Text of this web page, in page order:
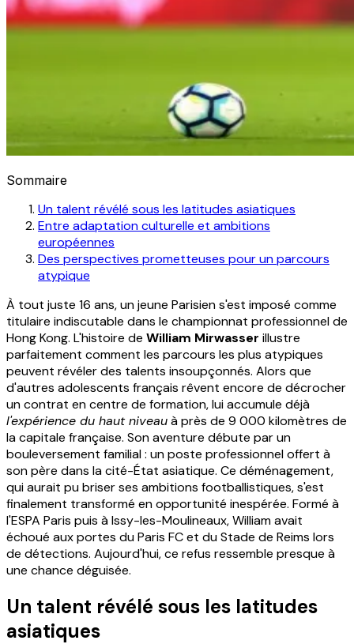
Sommaire
Un talent révélé sous les latitudes asiatiques
Entre adaptation culturelle et ambitions
européennes
Des perspectives prometteuses pour un parcours
atypique
À tout juste 16 ans, un jeune Parisien s'est imposé comme
titulaire indiscutable dans le championnat professionnel de
Hong Kong. L'histoire de William Mirwasser illustre
parfaitement comment les parcours les plus atypiques
peuvent révéler des talents insoupçonnés. Alors que
d'autres adolescents français rêvent encore de décrocher
un contrat en centre de formation, lui accumule déjà
l'expérience du haut niveauà près de 9 000 kilomètres de
la capitale française. Son aventure débute par un
bouleversement familial : un poste professionnel offert à
son père dans la cité-État asiatique. Ce déménagement,
qui aurait pu briser ses ambitions footballistiques, s'est
finalement transformé en opportunité inespérée. Formé à
l'ESPA Paris puis à Issy-les-Moulineaux, William avait
échoué aux portes du Paris FC et du Stade de Reims lors
de détections. Aujourd'hui, ce refus ressemble presque à
une chance déguisée.
Un talent révélé sous les latitudes
asiatiques